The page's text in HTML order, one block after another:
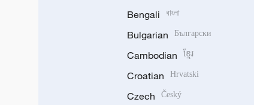
Bengali বাংলা
Bulgarian Български
Cambodian ខ្មែរ
Croatian Hrvatski
Czech Český